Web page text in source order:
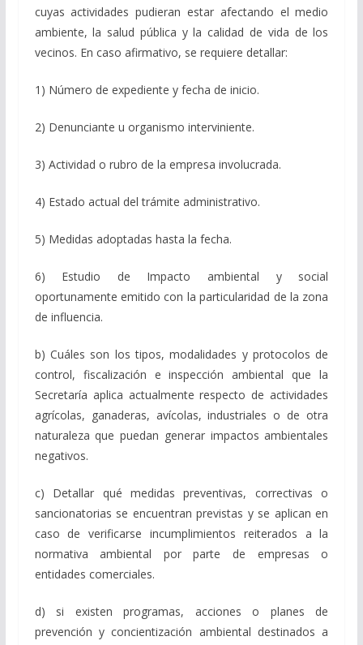
cuyas actividades pudieran estar afectando el medio
ambiente, la salud pública y la calidad de vida de los
vecinos. En caso afirmativo, se requiere detallar:
1) Número de expediente y fecha de inicio.
2) Denunciante u organismo interviniente.
3) Actividad o rubro de la empresa involucrada.
4) Estado actual del trámite administrativo.
5) Medidas adoptadas hasta la fecha.
6) Estudio de Impacto ambiental y social
oportunamente emitido con la particularidad de la zona
de influencia.
b) Cuáles son los tipos, modalidades y protocolos de
control, fiscalización e inspección ambiental que la
Secretaría aplica actualmente respecto de actividades
agrícolas, ganaderas, avícolas, industriales o de otra
naturaleza que puedan generar impactos ambientales
negativos.
c) Detallar qué medidas preventivas, correctivas o
sancionatorias se encuentran previstas y se aplican en
caso de verificarse incumplimientos reiterados a la
normativa ambiental por parte de empresas o
entidades comerciales.
d) si existen programas, acciones o planes de
prevención y concientización ambiental destinados a